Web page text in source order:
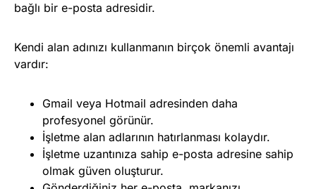
bağlı bir e-posta adresidir.
Kendi alan adınızı kullanmanın birçok önemli avantajı
vardır:
Gmail veya Hotmail adresinden daha
profesyonel görünür.
İşletme alan adlarının hatırlanması kolaydır.
İşletme uzantınıza sahip e-posta adresine sahip
olmak güven oluşturur.